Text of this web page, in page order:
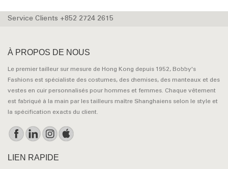
Service Clients +852 2724 2615
À PROPOS DE NOUS
Le premier tailleur sur mesure de Hong Kong depuis 1952, Bobby's
Fashions est spécialiste des costumes, des chemises, des manteaux et des
vestes en cuir personnalisés pour hommes et femmes. Chaque vêtement
est fabriqué à la main par les tailleurs maître Shanghaiens selon le style et
la spécification exacts du client.
LIEN RAPIDE